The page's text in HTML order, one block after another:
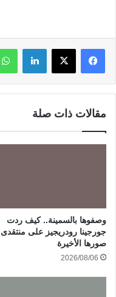
لينكدإن
مقالات ذات صلة
وصفوها بالسمينة.. كيف ردت
جورجينا رودريجيز على منتقدى
صورها الأخيرة
2026/08/06